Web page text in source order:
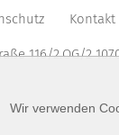
Kontakt
116/2.OG/2
Wir verwenden